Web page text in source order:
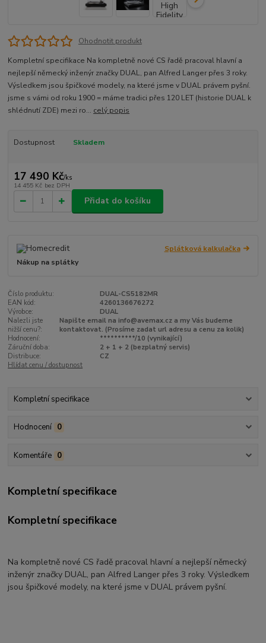
Ohodnotit produkt
Kompletní specifikace Na kompletně nové CS řadě pracoval hlavní a
nejlepší německý inženýr značky DUAL, pan Alfred Langer přes 3 roky.
Výsledkem jsou špičkové modely, na které jsme v DUAL právem pyšní.
jsme s vámi od roku 1900 = máme tradici přes 120 LET (historie DUAL k
shlédnutí ZDE) mezi ro... celý popis
Dostupnost Skladem
17 490 Kč/ks
14 455 Kč bez DPH
Přidat do košíku
Splátková kalkulačka
Nákup na splátky
Číslo produktu:
DUAL-CS5182MR
EAN kód:
4260136676272
Výrobce:
DUAL
Nalezli jste
nižší cenu?:
Napište email na info@avemax.cz a my Vás budeme
kontaktovat. (Prosíme zadat url adresu a cenu za kolik)
Hodnocení:
**********/10 (vynikající)
Záruční doba:
2 + 1 + 2 (bezplatný servis)
Distribuce:
CZ
Hlídat cenu / dostupnost
Kompletní specifikace
Hodnocení 0
Komentáře 0
Kompletní specifikace
Kompletní specifikace
Na kompletně nové CS řadě pracoval hlavní a nejlepší německý
inženýr značky DUAL, pan Alfred Langer přes 3 roky. Výsledkem
jsou špičkové modely, na které jsme v DUAL právem pyšní.